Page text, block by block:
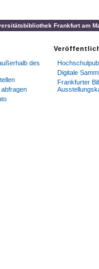
Frankfurt am
des
abfragen
Digitale
Frankfurter